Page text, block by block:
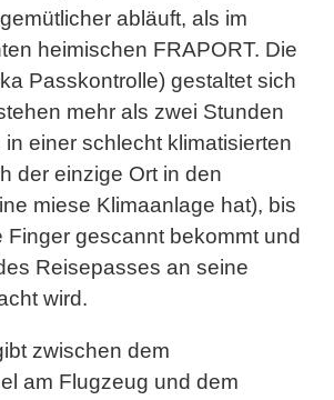
abläuft, als im
heimischen FRAPORT. Die
Passkontrolle) gestaltet sich
mehr als zwei Stunden
einer schlecht klimatisierten
der einzige Ort in den
miese Klimaanlage hat), bis
Finger gescannt bekommt und
Reisepasses an seine
wird.
zwischen dem
am Flugzeug und dem